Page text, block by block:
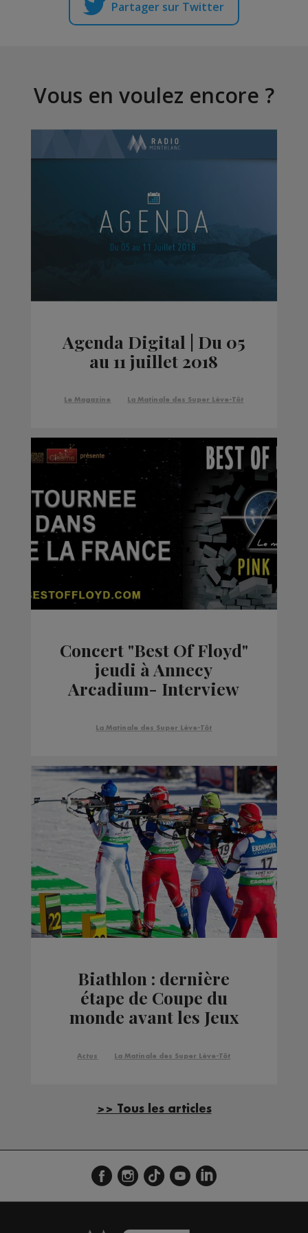
Partager sur Twitter
Vous en voulez encore ?
Agenda Digital | Du 05
au 11 juillet 2018
Le Magazine La Matinale des Super Lève-Tôt
Concert "Best Of Floyd"
jeudi à Annecy
Arcadium- Interview
La Matinale des Super Lève-Tôt
Biathlon : dernière
étape de Coupe du
monde avant les Jeux
Actus La Matinale des Super Lève-Tôt
>> Tous les articles